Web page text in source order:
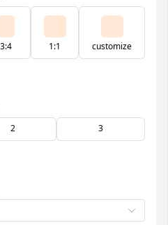
3:4 1:1 customize
2 3